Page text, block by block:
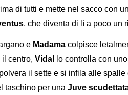
di tutti e mette nel sacco con
, che diventa di lì a poco un
e Madama colpisce
centro, Vidal
lo controlla con
il sette e si infila alle spalle
taschino per una Juve